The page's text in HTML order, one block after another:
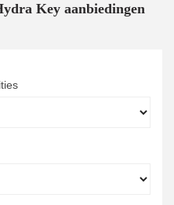
Key aanbiedingen